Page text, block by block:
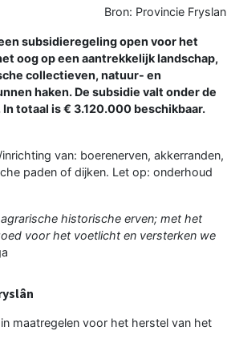
Bron: Provincie Fryslan
subsidieregeling open voor het
oog op een aantrekkelijk landschap,
collectieven, natuur- en
haken. De subsidie valt onder de
totaal is € 3.120.000 beschikbaar.
van: boerenerven, akkerranden,
paden of dijken. Let op: onderhoud
historische erven; met het
voor het voetlicht en versterken we
maatregelen voor het herstel van het